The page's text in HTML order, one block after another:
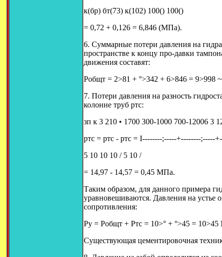
к(бр) бт(73) к(102) 100() 100()
= 0,72 + 0,126 = 6,846 (МПа).
6. Суммарные потери давления на
пространстве к концу про-давки
движения составят:
Робщт = 2>81 + °>342 + 6>846 = 9>998
7. Потери давления на разность
колонне труб pтс:
зп к 3 210 • 1700 300-1000 700-12006 3
pтс = pтс - pтс = I--------;-----+--------;-----
5 10 10 10 / 5 10 /
= 14,97 - 14,57 = 0,45 МПа.
Таким образом, для данного примера
уравновешиваются. Давления на устье
сопротивления:
Ру = Робщт + Ртс = 10>° + °>45 =
Существующая цементировочная